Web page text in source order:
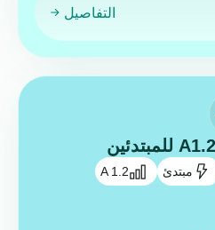
التفاصيل
مبتدئ A 1.2